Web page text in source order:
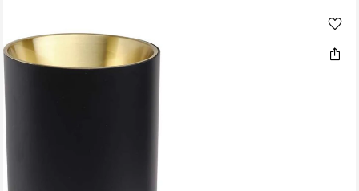
der
Bildgalerie
springen